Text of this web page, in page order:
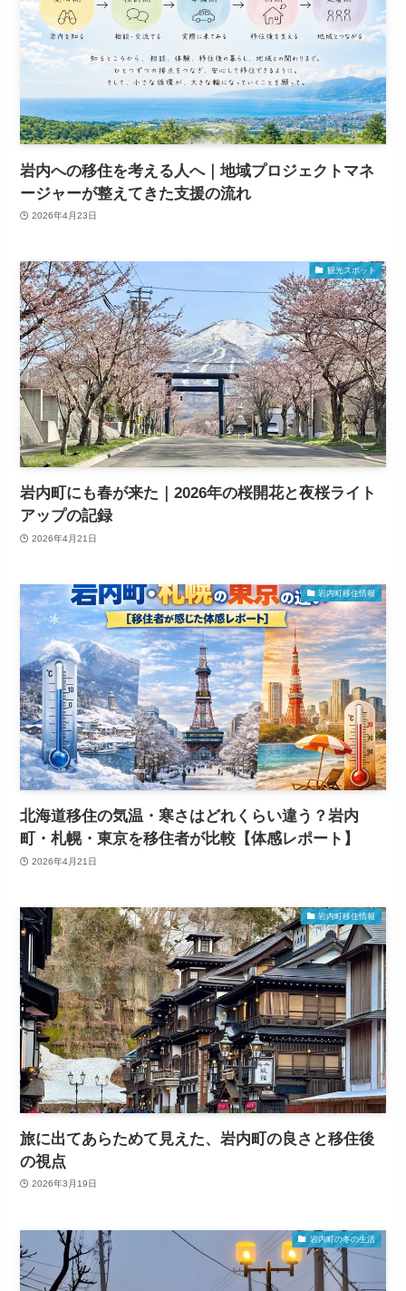
岩内への移住を考える人へ｜地域プロジェクトマネ
ージャーが整えてきた支援の流れ
2026年4月23日
観光スポット
岩内町にも春が来た｜2026年の桜開花と夜桜ライト
アップの記録
2026年4月21日
岩内町移住情報
北海道移住の気温・寒さはどれくらい違う？岩内
町・札幌・東京を移住者が比較【体感レポート】
2026年4月21日
岩内町移住情報
旅に出てあらためて見えた、岩内町の良さと移住後
の視点
2026年3月19日
岩内町の冬の生活